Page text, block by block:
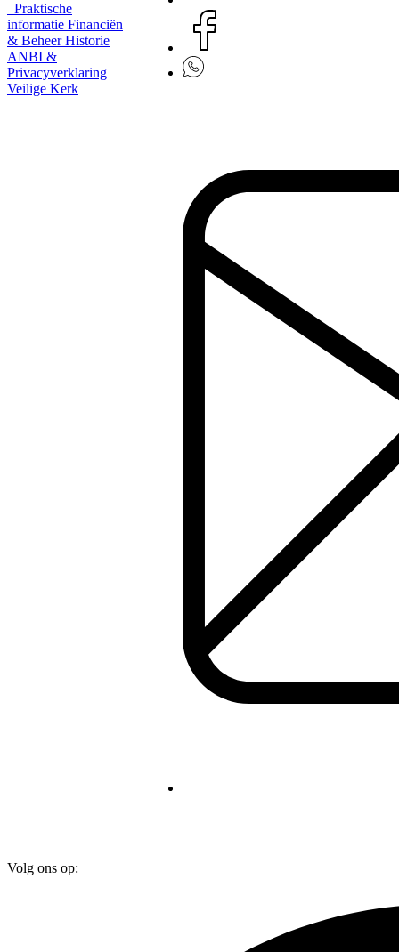
Praktische
informatie Financiën
& BeheerHistorie
ANBI &
Privacyverklaring
Veilige Kerk
Volg ons op: